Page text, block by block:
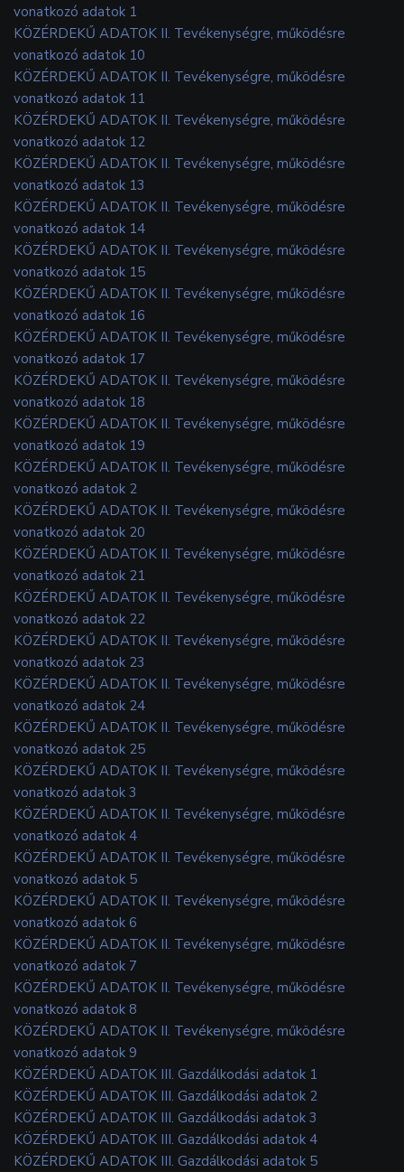
vonatkozó adatok 1
KÖZÉRDEKŰ ADATOK II. Tevékenységre, működésre
vonatkozó adatok 10
KÖZÉRDEKŰ ADATOK II. Tevékenységre, működésre
vonatkozó adatok 11
KÖZÉRDEKŰ ADATOK II. Tevékenységre, működésre
vonatkozó adatok 12
KÖZÉRDEKŰ ADATOK II. Tevékenységre, működésre
vonatkozó adatok 13
KÖZÉRDEKŰ ADATOK II. Tevékenységre, működésre
vonatkozó adatok 14
KÖZÉRDEKŰ ADATOK II. Tevékenységre, működésre
vonatkozó adatok 15
KÖZÉRDEKŰ ADATOK II. Tevékenységre, működésre
vonatkozó adatok 16
KÖZÉRDEKŰ ADATOK II. Tevékenységre, működésre
vonatkozó adatok 17
KÖZÉRDEKŰ ADATOK II. Tevékenységre, működésre
vonatkozó adatok 18
KÖZÉRDEKŰ ADATOK II. Tevékenységre, működésre
vonatkozó adatok 19
KÖZÉRDEKŰ ADATOK II. Tevékenységre, működésre
vonatkozó adatok 2
KÖZÉRDEKŰ ADATOK II. Tevékenységre, működésre
vonatkozó adatok 20
KÖZÉRDEKŰ ADATOK II. Tevékenységre, működésre
vonatkozó adatok 21
KÖZÉRDEKŰ ADATOK II. Tevékenységre, működésre
vonatkozó adatok 22
KÖZÉRDEKŰ ADATOK II. Tevékenységre, működésre
vonatkozó adatok 23
KÖZÉRDEKŰ ADATOK II. Tevékenységre, működésre
vonatkozó adatok 24
KÖZÉRDEKŰ ADATOK II. Tevékenységre, működésre
vonatkozó adatok 25
KÖZÉRDEKŰ ADATOK II. Tevékenységre, működésre
vonatkozó adatok 3
KÖZÉRDEKŰ ADATOK II. Tevékenységre, működésre
vonatkozó adatok 4
KÖZÉRDEKŰ ADATOK II. Tevékenységre, működésre
vonatkozó adatok 5
KÖZÉRDEKŰ ADATOK II. Tevékenységre, működésre
vonatkozó adatok 6
KÖZÉRDEKŰ ADATOK II. Tevékenységre, működésre
vonatkozó adatok 7
KÖZÉRDEKŰ ADATOK II. Tevékenységre, működésre
vonatkozó adatok 8
KÖZÉRDEKŰ ADATOK II. Tevékenységre, működésre
vonatkozó adatok 9
KÖZÉRDEKŰ ADATOK III. Gazdálkodási adatok 1
KÖZÉRDEKŰ ADATOK III. Gazdálkodási adatok 2
KÖZÉRDEKŰ ADATOK III. Gazdálkodási adatok 3
KÖZÉRDEKŰ ADATOK III. Gazdálkodási adatok 4
KÖZÉRDEKŰ ADATOK III. Gazdálkodási adatok 5